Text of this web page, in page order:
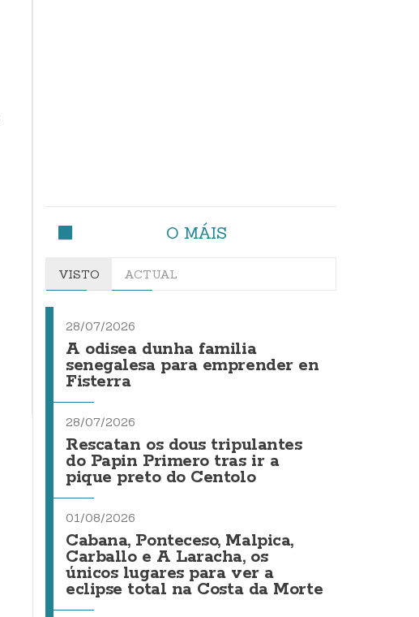
O MÁIS
VISTO ACTUAL
28/07/2026
A odisea dunha familia
senegalesa para emprender en
Fisterra
28/07/2026
Rescatan os dous tripulantes
do Papin Primero tras ir a
pique preto do Centolo
01/08/2026
Cabana, Ponteceso, Malpica,
Carballo e A Laracha, os
únicos lugares para ver a
eclipse total na Costa da Morte